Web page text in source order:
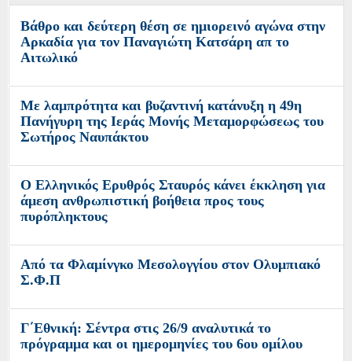
Βάθρο και δεύτερη θέση σε ημιορεινό αγώνα στην
Αρκαδία για τον Παναγιώτη Κατσάρη απ το
Αιτωλικό
Με λαμπρότητα και βυζαντινή κατάνυξη η 49η
Πανήγυρη της Ιεράς Μονής Μεταμορφώσεως του
Σωτήρος Ναυπάκτου
Ο Ελληνικός Ερυθρός Σταυρός κάνει έκκληση για
άμεση ανθρωπιστική βοήθεια προς τους
πυρόπληκτους
Από τα Φλαμίνγκο Μεσολογγίου στον Ολυμπιακό
Σ.Φ.Π
Γ΄Εθνική: Σέντρα στις 26/9 αναλυτικά το
πρόγραμμα και οι ημερομηνίες του 6ου ομίλου